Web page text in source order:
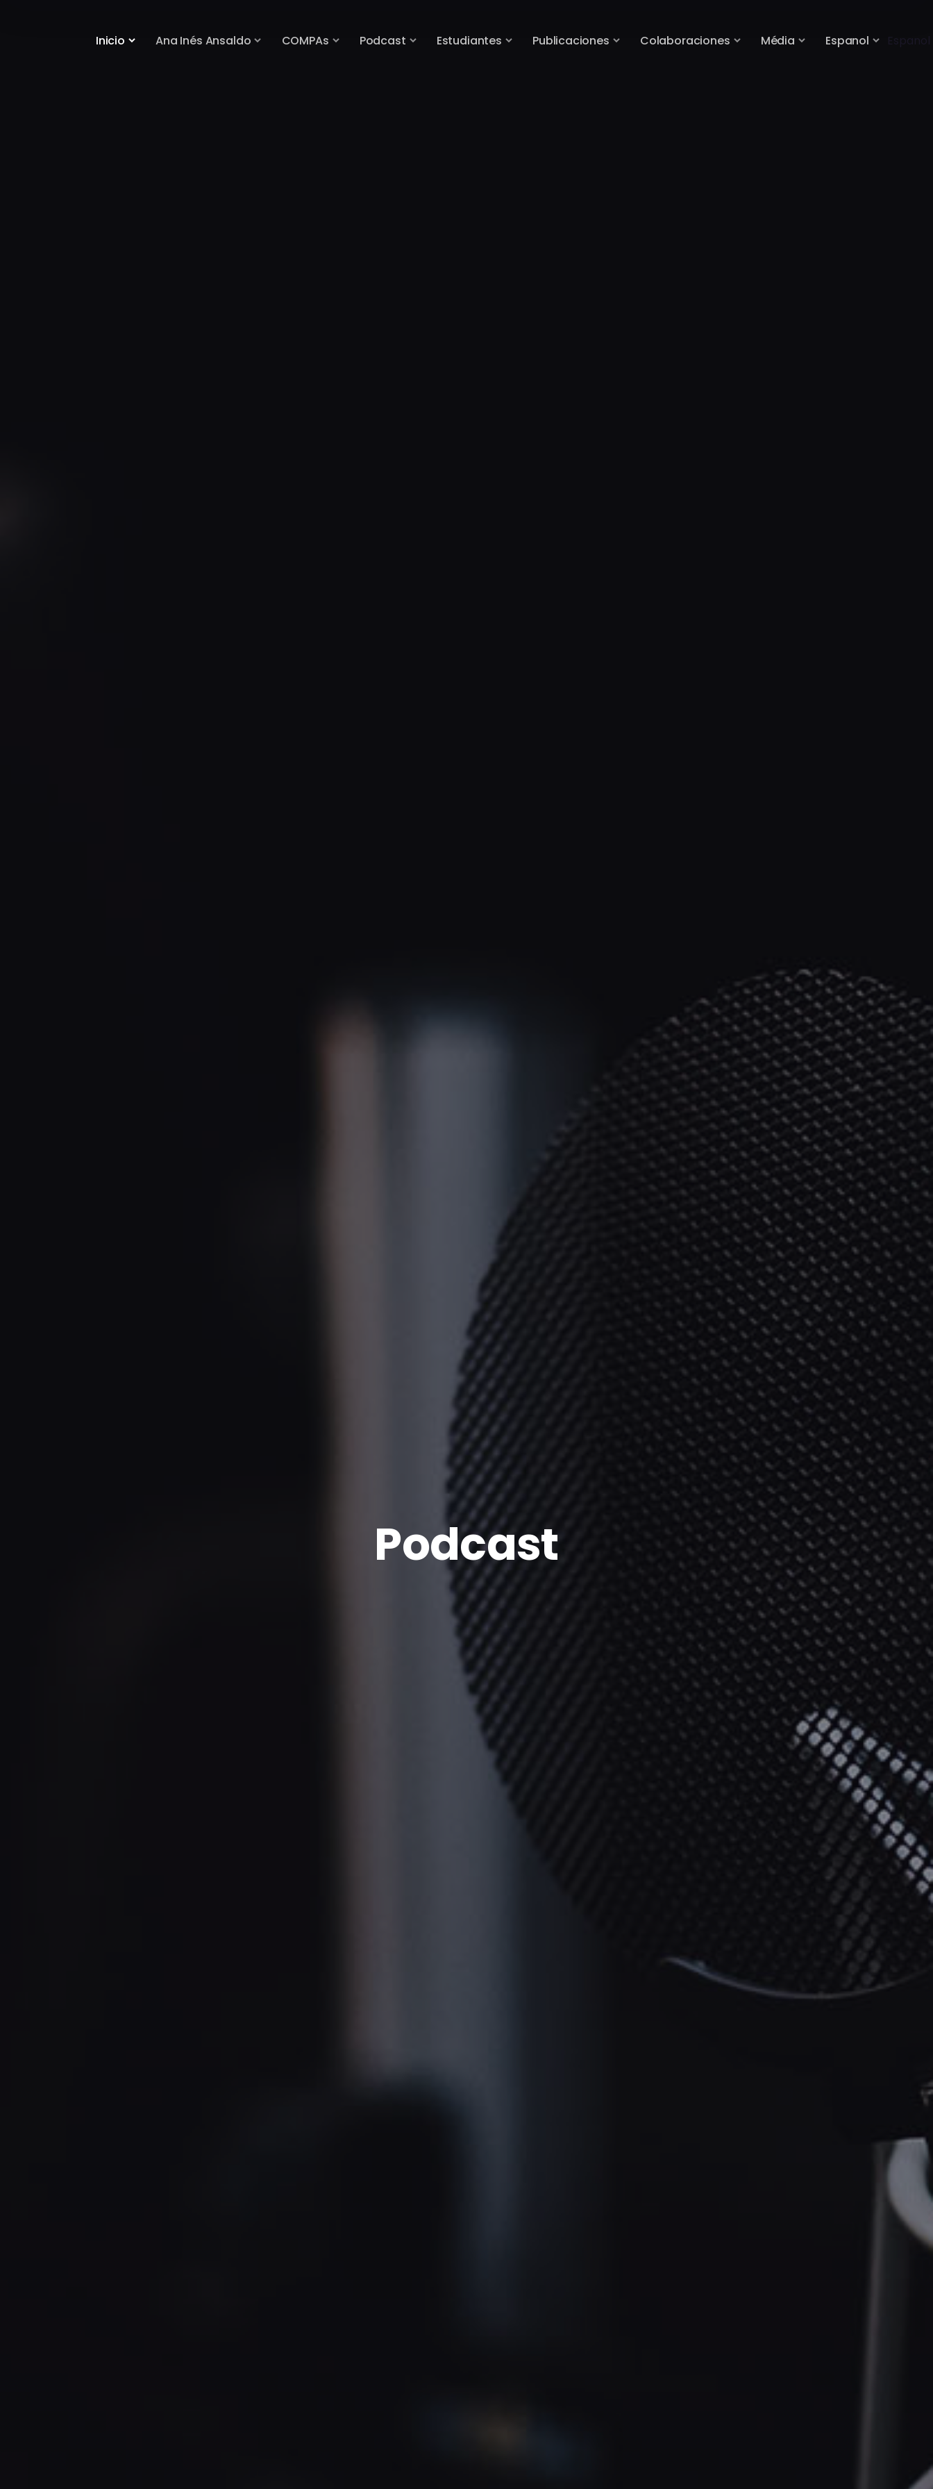
Inicio Ana Inés Ansaldo COMPAs Podcast Estudiantes Publicaciones Colaboraciones Média Espanol Espanol
Podcast